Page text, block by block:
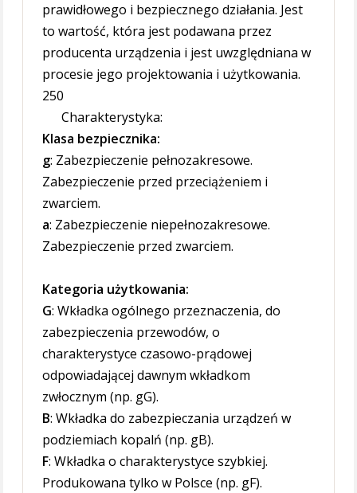
prawidłowego i bezpiecznego działania. Jest
to wartość, która jest podawana przez
producenta urządzenia i jest uwzględniana w
procesie jego projektowania i użytkowania.
250
Charakterystyka:
Klasa bezpiecznika:
g: Zabezpieczenie pełnozakresowe.
Zabezpieczenie przed przeciążeniem i
zwarciem.
a: Zabezpieczenie niepełnozakresowe.
Zabezpieczenie przed zwarciem.
Kategoria użytkowania:
G: Wkładka ogólnego przeznaczenia, do
zabezpieczenia przewodów, o
charakterystyce czasowo-prądowej
odpowiadającej dawnym wkładkom
zwłocznym (np. gG).
B: Wkładka do zabezpieczania urządzeń w
podziemiach kopalń (np. gB).
F: Wkładka o charakterystyce szybkiej.
Produkowana tylko w Polsce (np. gF).